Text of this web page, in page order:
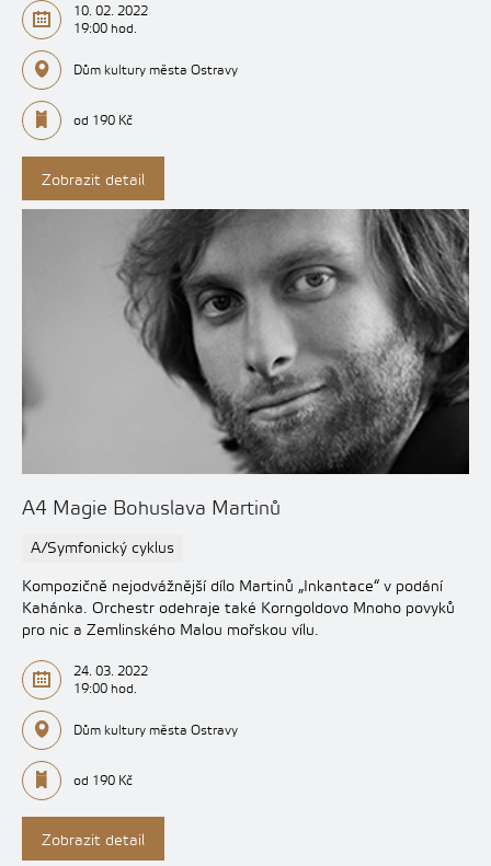
10. 02. 2022
19:00 hod.
Dům kultury města Ostravy
od 190 Kč
Zobrazit detail
A4 Magie Bohuslava Martinů
A/Symfonický cyklus
Kompozičně nejodvážnější dílo Martinů „Inkantace“ v podání
Kahánka. Orchestr odehraje také Korngoldovo Mnoho povyků
pro nic a Zemlinského Malou mořskou vílu.
24. 03. 2022
19:00 hod.
Dům kultury města Ostravy
od 190 Kč
Zobrazit detail